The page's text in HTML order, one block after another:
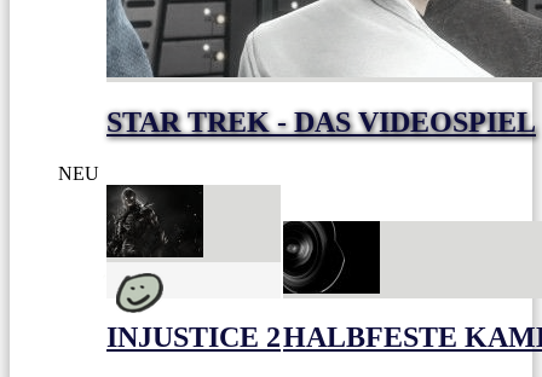
STAR TREK - DAS VIDEOSPIEL
NEU
INJUSTICE 2HALBFESTE